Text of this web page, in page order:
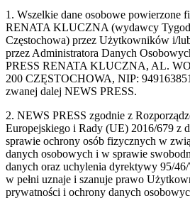
1. Wszelkie dane osobowe powierzone
RENATA KLUCZNA (wydawcy
Częstochowa) przez Użytkowników i/
przez Administratora Danych
PRESS RENATA KLUCZNA, AL.
200 CZĘSTOCHOWA, NIP:
zwanej dalej NEWS PRESS.
2. NEWS PRESS zgodnie z
Europejskiego i Rady (UE) 2016/679 z
sprawie ochrony osób fizycznych w
danych osobowych i w sprawie
danych oraz uchylenia dyrektywy 95/
w pełni uznaje i szanuje prawo
prywatności i ochrony danych